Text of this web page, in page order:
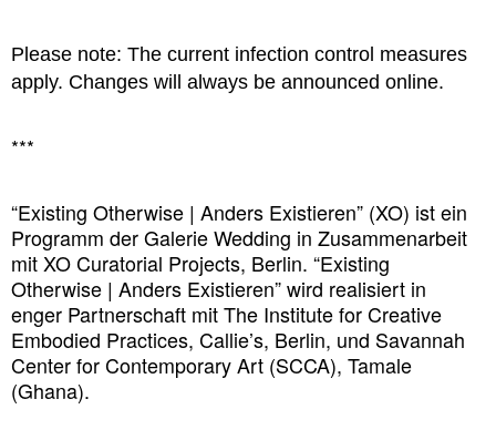
Please note: The current infection control measures
apply. Changes will always be announced online.
***
“Existing Otherwise | Anders Existieren” (XO) ist ein
Programm der Galerie Wedding in Zusammenarbeit
mit XO Curatorial Projects, Berlin. “Existing
Otherwise | Anders Existieren” wird realisiert in
enger Partnerschaft mit The Institute for Creative
Embodied Practices, Callie’s, Berlin, und Savannah
Center for Contemporary Art (SCCA), Tamale
(Ghana).